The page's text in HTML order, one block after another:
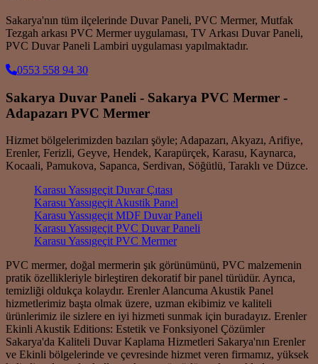
Sakarya'nın tüm ilçelerinde Duvar Paneli, PVC Mermer, Mutfak
Tezgah arkası PVC Mermer uygulaması, TV Arkası Duvar Paneli,
PVC Duvar Paneli Lambiri uygulaması yapılmaktadır.
0553 558 94 30
Sakarya Duvar Paneli - Sakarya PVC Mermer -
Adapazarı PVC Mermer
Hizmet bölgelerimizden bazıları şöyle; Adapazarı, Akyazı, Arifiye,
Erenler, Ferizli, Geyve, Hendek, Karapürçek, Karasu, Kaynarca,
Kocaali, Pamukova, Sapanca, Serdivan, Söğütlü, Taraklı ve Düzce.
Karasu Yassıgeçit Duvar Çıtası
Karasu Yassıgeçit Akustik Panel
Karasu Yassıgeçit MDF Duvar Paneli
Karasu Yassıgeçit PVC Duvar Paneli
Karasu Yassıgeçit PVC Mermer
PVC mermer, doğal mermerin şık görünümünü, PVC malzemenin
pratik özellikleriyle birleştiren dekoratif bir panel türüdür. Ayrıca,
temizliği oldukça kolaydır. Erenler Alancuma Akustik Panel
hizmetlerimiz başta olmak üzere, uzman ekibimiz ve kaliteli
ürünlerimiz ile sizlere en iyi hizmeti sunmak için buradayız. Erenler
Ekinli Akustik Editions: Estetik ve Fonksiyonel Çözümler
Sakarya'da Kaliteli Duvar Kaplama Hizmetleri Sakarya'nın Erenler
ve Ekinli bölgelerinde ve çevresinde hizmet veren firmamız, yüksek